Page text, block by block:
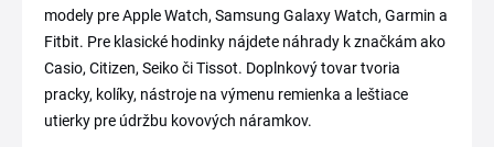
modely pre Apple Watch, Samsung Galaxy Watch, Garmin a
Fitbit. Pre klasické hodinky nájdete náhrady k značkám ako
Casio, Citizen, Seiko či Tissot. Doplnkový tovar tvoria
pracky, kolíky, nástroje na výmenu remienka a leštiace
utierky pre údržbu kovových náramkov.